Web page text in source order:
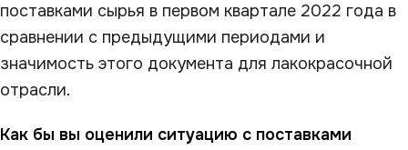
поставками сырья в первом квартале 2022 года в
сравнении с предыдущими периодами и
значимость этого документа для лакокрасочной
отрасли.
Как бы вы оценили ситуацию с поставками